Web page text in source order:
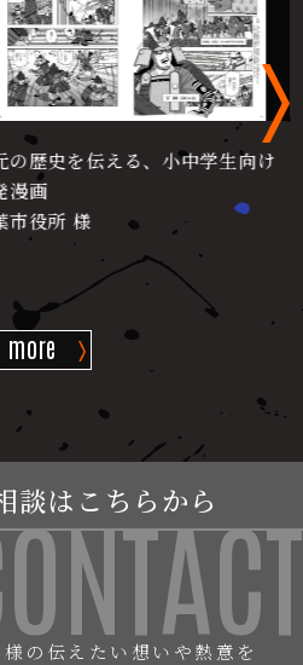
史を伝える、小中学生向け
所 様
more
談はこちらから
様の伝えたい想いや熱意を